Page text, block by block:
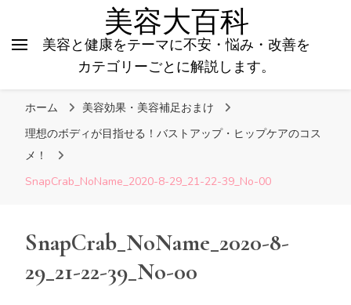
美容大百科
美容と健康をテーマに不安・悩み・改善を
カテゴリーごとに解説します。
ホーム
美容効果・美容補足おまけ
理想のボディが目指せる！バストアップ・ヒップケアのコス
メ！
SnapCrab_NoName_2020-8-29_21-22-39_No-00
SnapCrab_NoName_2020-8-
29_21-22-39_No-00